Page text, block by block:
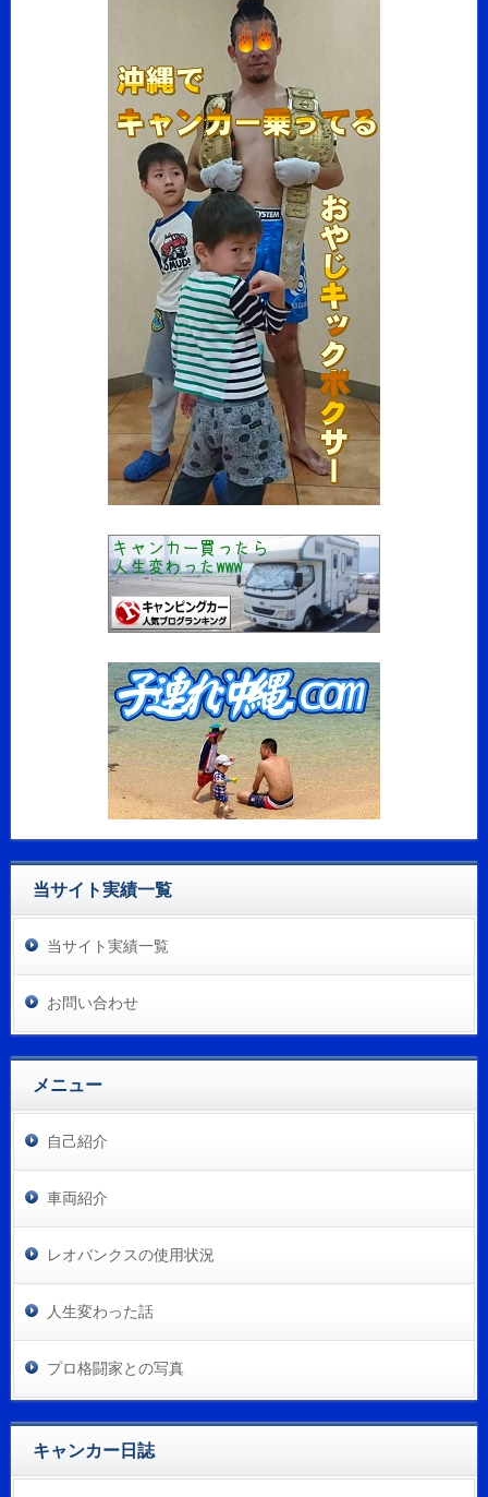
当サイト実績一覧
当サイト実績一覧
お問い合わせ
メニュー
自己紹介
車両紹介
レオバンクスの使用状況
人生変わった話
プロ格闘家との写真
キャンカー日誌